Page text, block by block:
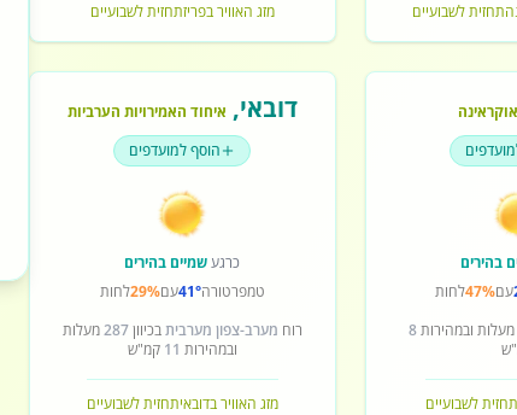
תחזית לשבועיים מזג האוויר בפריזתחזית לשבועיים
אוקראינה
בהירים
עם47%לחות
ובמהירות8
תחזית לשבועיים
דובאי, איחוד האמירויות הערביות
הוסף למועדפים
כרגעשמיים בהירים
טמפרטורה41°עם29%לחות
רוח מערב-צפון מערביתבכיוון287מעלות
ובמהירות 11 קמ"ש
מזג האוויר בדובאיתחזית לשבועיים